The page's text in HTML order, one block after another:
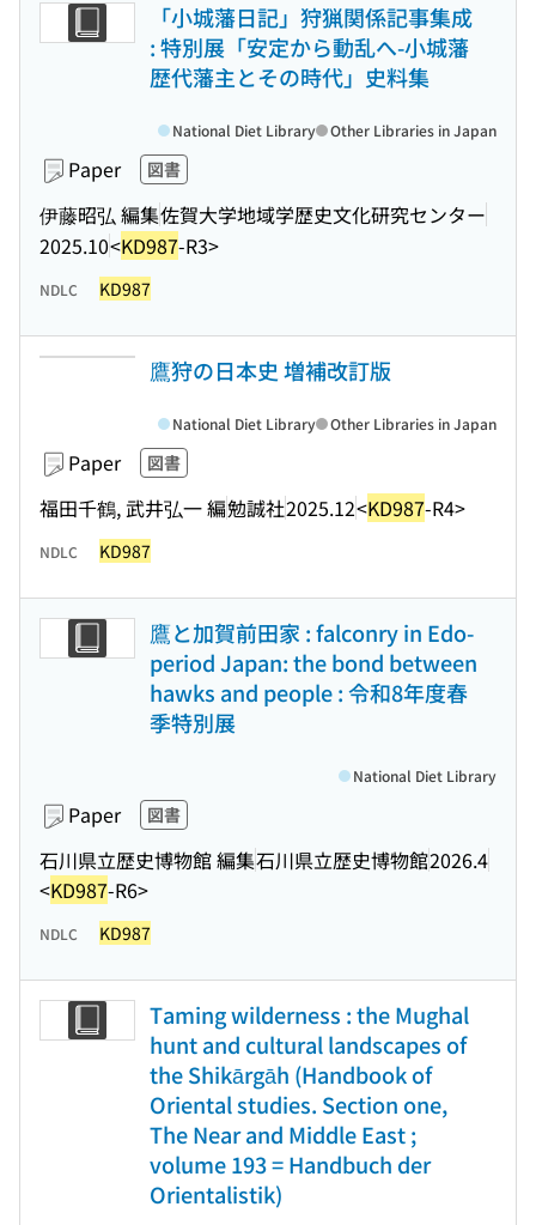
「小城藩日記」狩猟関係記事集成
: 特別展「安定から動乱へ-小城藩
歴代藩主とその時代」史料集
Paper 図書
伊藤昭弘 編集佐賀大学地域学歴史文化研究センター
2025.10<KD987-R3>
National Diet Library Other Libraries in Japan
NDLC KD987
鷹狩の日本史 増補改訂版
Paper 図書
福田千鶴, 武井弘一 編勉誠社2025.12<KD987-R4>
National Diet Library Other Libraries in Japan
NDLC KD987
鷹と加賀前田家 : falconry in Edo-
period Japan: the bond between
hawks and people : 令和8年度春
季特別展
Paper 図書
石川県立歴史博物館 編集石川県立歴史博物館2026.4
<KD987-R6>
National Diet Library
NDLC KD987
Taming wilderness : the Mughal
hunt and cultural landscapes of
the Shikārgāh (Handbook of
Oriental studies. Section one,
The Near and Middle East ;
volume 193 = Handbuch der
Orientalistik)